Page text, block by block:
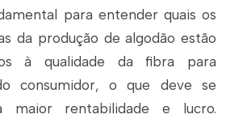
para entender quais os
da produção de algodão estão
à qualidade da fibra para
consumidor, o que deve se
maior rentabilidade e lucro.